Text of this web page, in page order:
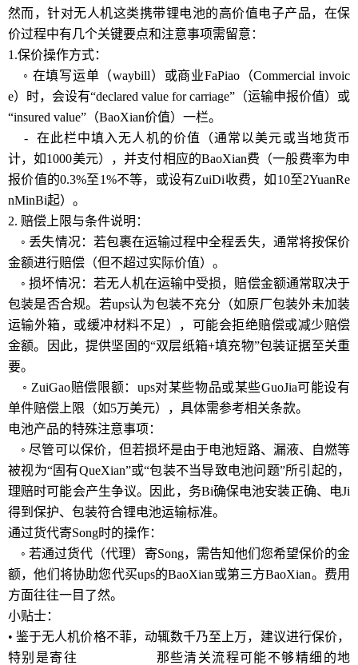
然而，针对无人机这类携带锂电池的高价值电子产品，在保
价过程中有几个关键要点和注意事项需留意：
1.保价操作方式：
◦ 在填写运单（waybill）或商业FaPiao（Commercial invoic
e）时，会设有“declared value for carriage”（运输申报价值）或
“insured value”（BaoXian价值）一栏。
- 在此栏中填入无人机的价值（通常以美元或当地货币
计，如1000美元），并支付相应的BaoXian费（一般费率为申
报价值的0.3%至1%不等，或设有ZuiDi收费，如10至2YuanRe
nMinBi起）。
2. 赔偿上限与条件说明：
◦ 丢失情况：若包裹在运输过程中全程丢失，通常将按保价
金额进行赔偿（但不超过实际价值）。
◦ 损坏情况：若无人机在运输中受损，赔偿金额通常取决于
包装是否合规。若ups认为包装不充分（如原厂包装外未加装
运输外箱，或缓冲材料不足），可能会拒绝赔偿或减少赔偿
金额。因此，提供坚固的“双层纸箱+填充物”包装证据至关重
要。
◦ ZuiGao赔偿限额：ups对某些物品或某些GuoJia可能设有
单件赔偿上限（如5万美元），具体需参考相关条款。
电池产品的特殊注意事项：
◦ 尽管可以保价，但若损坏是由于电池短路、漏液、自燃等
被视为“固有QueXian”或“包装不当导致电池问题”所引起的，
理赔时可能会产生争议。因此，务Bi确保电池安装正确、电Ji
得到保护、包装符合锂电池运输标准。
通过货代寄Song时的操作：
◦ 若通过货代（代理）寄Song，需告知他们您希望保价的金
额，他们将协助您代买ups的BaoXian或第三方BaoXian。费用
方面往往一目了然。
小贴士：
• 鉴于无人机价格不菲，动辄数千乃至上万，建议进行保价，
特别是寄往
那些清关流程可能不够精细的地